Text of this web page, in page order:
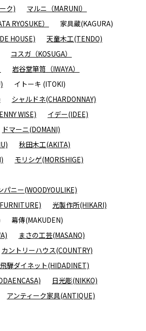
ク)
マルニ（MARUNI）
RYOSUKE）
家具蔵(KAGURA)
HOUSE)
天童木工(TENDO)
コスガ（KOSUGA）
岩谷堂箪笥（IWAYA）
イトーキ (ITOKI)
シャルドネ(CHARDONNAY)
WISE)
イデー(IDEE)
ドマーニ(DOMANI)
秋田木工(AKITA)
モリシゲ(MORISHIGE)
ニー(WOODYOULIKE)
光製作所(HIKARI)
幕傳(MAKUDEN)
まさの工芸(MASANO)
カントリーハウス(COUNTRY)
飛騨ダイネット(HIDADINET)
日光彫(NIKKO)
アンティーク家具(ANTIQUE)